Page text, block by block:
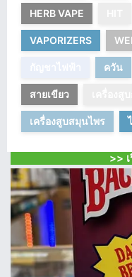
HERB VAPE
VAPORIZERS
ควัน
สายเขียว
เครื่องสูบสมุนไพร
>>